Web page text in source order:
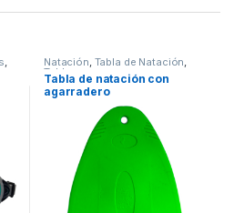
, Natación, Tabla de Natación,
Tablas
Tabla de natación con
agarradero